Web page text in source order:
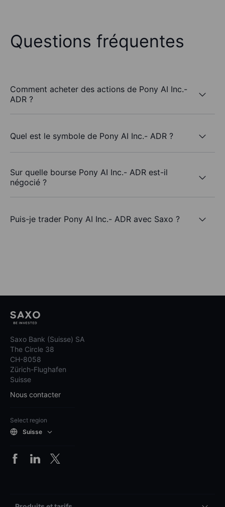
Questions fréquentes
Comment acheter des actions de Pony AI Inc.-
ADR ?
Quel est le symbole de Pony AI Inc.- ADR ?
Sur quelle bourse Pony AI Inc.- ADR est-il
négocié ?
Puis-je trader Pony AI Inc.- ADR avec Saxo ?
Saxo Bank (Suisse) SA
The Circle 38
CH-8058
Zürich-Flughafen
Suisse
Nous contacter
Select region
Suisse